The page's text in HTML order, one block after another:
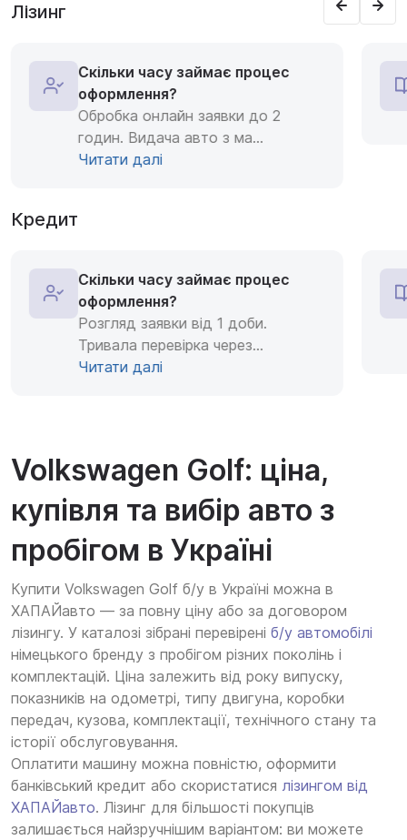
Лізинг
Скільки часу займає процес
оформлення?
Обробка онлайн заявки до 2
годин. Видача авто з ма...
Читати далі
Кредит
Скільки часу займає процес
оформлення?
Розгляд заявки від 1 доби.
Тривала перевірка через...
Читати далі
Volkswagen Golf: ціна,
купівля та вибір авто з
пробігом в Україні
Купити Volkswagen Golf б/у в Україні можна в
ХАПАЙавто — за повну ціну або за договором
лізингу. У каталозі зібрані перевірені б/у автомобілі
німецького бренду з пробігом різних поколінь і
комплектацій. Ціна залежить від року випуску,
показників на одометрі, типу двигуна, коробки
передач, кузова, комплектації, технічного стану та
історії обслуговування.
Оплатити машину можна повністю, оформити
банківський кредит або скористатися лізингом від
ХАПАЙавто. Лізинг для більшості покупців
залишається найзручнішим варіантом: ви можете